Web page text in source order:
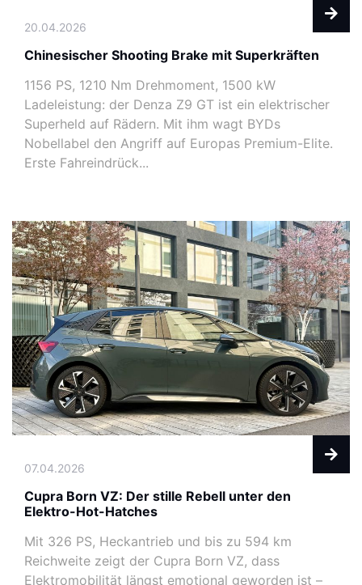
20.04.2026
Chinesischer Shooting Brake mit Superkräften
1156 PS, 1210 Nm Drehmoment, 1500 kW
Ladeleistung: der Denza Z9 GT ist ein elektrischer
Superheld auf Rädern. Mit ihm wagt BYDs
Nobellabel den Angriff auf Europas Premium-Elite.
Erste Fahreindrück...
07.04.2026
Cupra Born VZ: Der stille Rebell unter den
Elektro-Hot-Hatches
Mit 326 PS, Heckantrieb und bis zu 594 km
Reichweite zeigt der Cupra Born VZ, dass
Elektromobilität längst emotional geworden ist –